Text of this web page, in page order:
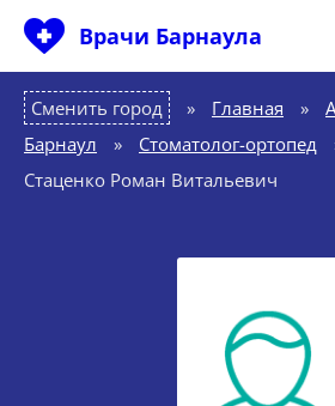
Врачи Барнаула
Сменить город Главная »
Барнаул
» Стоматолог-ортопед
Стаценко Роман Витальевич